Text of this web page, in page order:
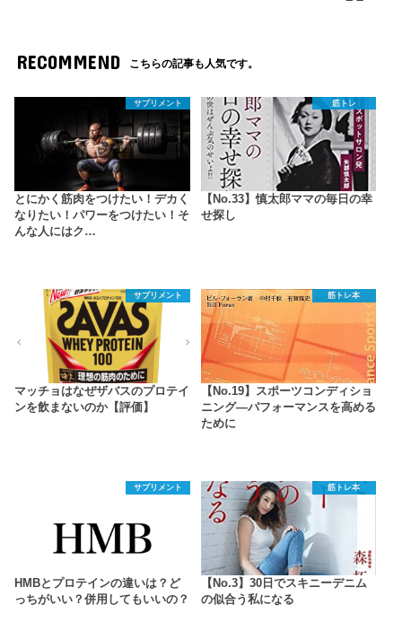
RECOMMEND こちらの記事も人気です。
サプリメント
とにかく筋肉をつけたい！デカく
なりたい！パワーをつけたい！そ
んな人にはク…
筋トレ
【No.33】慎太郎ママの毎日の幸
せ探し
サプリメント
マッチョはなぜザバスのプロテイ
ンを飲まないのか【評価】
筋トレ本
【No.19】スポーツコンディショ
ニング―パフォーマンスを高める
ために
サプリメント
HMBとプロテインの違いは？ど
っちがいい？併用してもいいの？
筋トレ本
【No.3】30日でスキニーデニム
の似合う私になる